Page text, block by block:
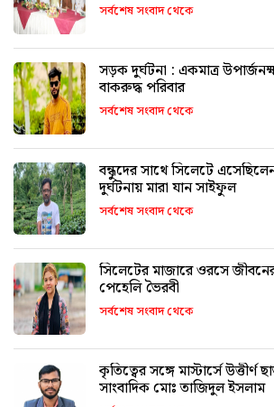
সর্বশেষ সংবাদ থেকে
সড়ক দুর্ঘটনা : একমাত্র
বাকরুদ্ধ পরিবার
সর্বশেষ সংবাদ থেকে
বন্ধুদের সাথে সিলেটে
দুর্ঘটনায় মারা যান সাইফুল
সর্বশেষ সংবাদ থেকে
সিলেটের মাজারে ওরসে
পেহেলি ভৈরবী
সর্বশেষ সংবাদ থেকে
কৃতিত্বের সঙ্গে মাস্টার্সে
সাংবাদিক মোঃ তাজিদুল ইসলাম